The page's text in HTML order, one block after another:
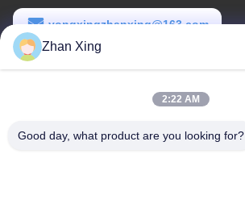
yongxingzhanxing@163.com
Çalışma saati
Zhan Xing
2:22 AM
Good day, what product are you looking for?